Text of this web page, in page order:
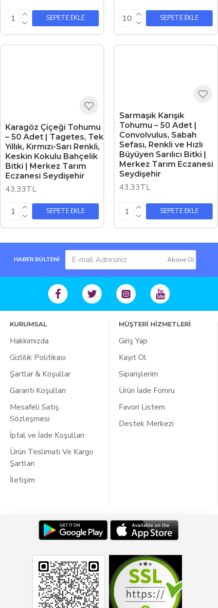
SEPETE EKLE SEPETE EKLE
Karagöz Çiçeği Tohumu
– 50 Adet | Tagetes, Tek
Yıllık, Kırmızı-Sarı Renkli,
Keskin Kokulu Bahçelik
Bitki | Merkez Tarım
Eczanesi Seydişehir
43,33TL
SEPETE EKLE
Sarmaşık Karışık
Tohumu – 50 Adet |
Convolvulus, Sabah
Sefası, Renkli ve Hızlı
Büyüyen Sarılıcı Bitki |
Merkez Tarım Eczanesi
Seydişehir
43,33TL
SEPETE EKLE
HABER BÜLTENİ Abone Ol
KURUMSAL
Hakkımızda
Gizlilik Politikası
Şartlar & Koşullar
Garanti Koşulları
Mesafeli Satış
Sözleşmesi
İptal ve İade Koşulları
Ürün Teslimatı Ve Kargo
Şartları
İletişim
MÜŞTERİ HİZMETLERİ
Giriş Yap
Kayıt Ol
Siparişlerim
Ürün İade Fomru
Favori Listem
Destek Merkezi